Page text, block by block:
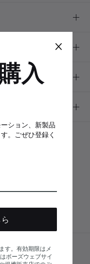
トマップ
×
入
ション、新製品
。ごぜひ登録く
す。有効期限はメ
ボーズウェブサイ